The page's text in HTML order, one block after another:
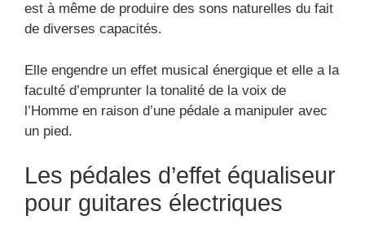
est à même de produire des sons naturelles du fait
de diverses capacités.
Elle engendre un effet musical énergique et elle a la
faculté d’emprunter la tonalité de la voix de
l’Homme en raison d’une pédale a manipuler avec
un pied.
Les pédales d’effet équaliseur
pour guitares électriques